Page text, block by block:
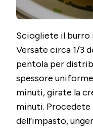
Sciogliete il burro
Versate circa 1/3
pentola per
spessore
minuti, girate la
minuti.
dell’impasto,